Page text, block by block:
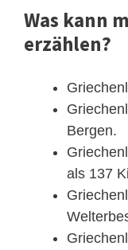
Was kann
erzählen?
Bergen.
als 137